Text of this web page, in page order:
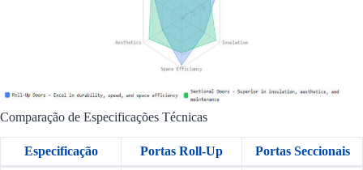
Comparação de Especificações Técnicas
Especificação Portas Roll-Up Portas Seccionais